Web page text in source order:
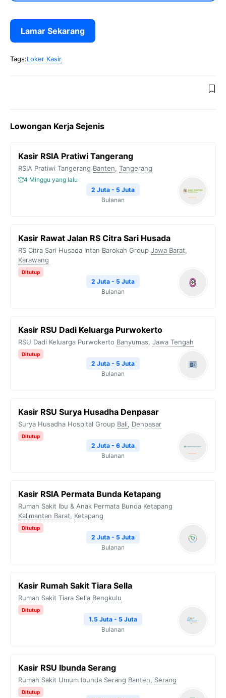
Lamar Sekarang
Tags:Loker Kasir
Lowongan Kerja Sejenis
Kasir RSIA Pratiwi Tangerang
RSIA Pratiwi Tangerang Banten, Tangerang
4 Minggu yang lalu
2 Juta - 5 Juta
Bulanan
Kasir Rawat Jalan RS Citra Sari Husada
RS Citra Sari Husada Intan Barokah Group Jawa Barat,
Karawang
Ditutup
2 Juta - 5 Juta
Bulanan
Kasir RSU Dadi Keluarga Purwokerto
RSU Dadi Keluarga Purwokerto Banyumas, Jawa Tengah
Ditutup
2 Juta - 5 Juta
Bulanan
Kasir RSU Surya Husadha Denpasar
Surya Husadha Hospital Group Bali, Denpasar
Ditutup
2 Juta - 6 Juta
Bulanan
Kasir RSIA Permata Bunda Ketapang
Rumah Sakit Ibu & Anak Permata Bunda Ketapang
Kalimantan Barat, Ketapang
Ditutup
2 Juta - 5 Juta
Bulanan
Kasir Rumah Sakit Tiara Sella
Rumah Sakit Tiara Sella Bengkulu
Ditutup
1.5 Juta - 5 Juta
Bulanan
Kasir RSU Ibunda Serang
Rumah Sakit Umum Ibunda Serang Banten, Serang
Ditutup